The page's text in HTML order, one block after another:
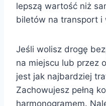
lepszą wartość niż
biletów na transport i
Jeśli wolisz drogę
na miejscu lub przez
jest jak najbardziej
Zachowujesz pełną
harmonogramem.